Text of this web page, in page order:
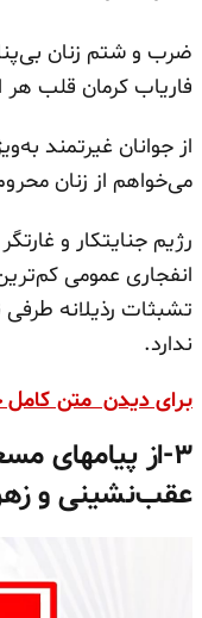
ضرب و شتم زنان
فاریاب کرمان قلب هر
از جوانان غیرتمند
می‌خواهم از زنان
رژیم جنایتکار و
انفجاری عمومی کم‌ترین
تشبثات رذیلانه
ندارد.
برای دیدن متن کامل
۳-از پیامهای
عقب‌نشینی و